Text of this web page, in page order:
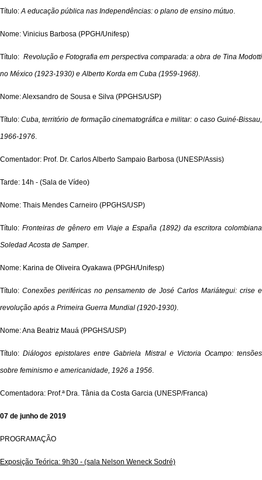
Título: A educação pública nas Independências: o plano de ensino mútuo
Nome: Vinicius Barbosa (PPGH/Unifesp)
Título: Revolução e Fotografia em perspectiva comparada: a obra de Tina Modotti
no México (1923-1930) e Alberto Korda em Cuba (1959-1968)
Nome: Alexsandro de Sousa e Silva (PPGHS/USP)
Título:Cuba, território de formação cinematográfica e militar: o caso Guiné-Bissau,
1966-1976
Comentador: Prof. Dr. Carlos Alberto Sampaio Barbosa (UNESP/Assis)
Tarde: 14h - (Sala de Vídeo)
Nome: Thais Mendes Carneiro (PPGHS/USP)
Título: Fronteiras de gênero em Viaje a España (1892) da escritora colombiana
Soledad Acosta de Samper.
Nome: Karina de Oliveira Oyakawa (PPGH/Unifesp)
Título: Conexões periféricas no pensamento de José Carlos Mariátegui: crise e
revolução após a Primeira Guerra Mundial (1920-1930)
Nome: Ana Beatriz Mauá (PPGHS/USP)
Título:Diálogos epistolares entre Gabriela Mistral e Victoria Ocampo: tensões
sobre feminismo e americanidade, 1926 a 1956
Comentadora: Prof.ª Dra. Tânia da Costa Garcia (UNESP/Franca)
07 de junho de 2019
PROGRAMAÇÃO
Exposição Teórica: 9h30 - (sala Nelson Weneck Sodré)